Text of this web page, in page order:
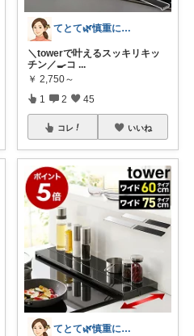
てとて🌿慎重に選ぶ派🧺💚
＼towerで叶えるスッキリキッ
チン／🍳コ ...
￥ 2,750～
1 2 45
コレ いいね
てとて🌿慎重に選ぶ派🧺💚